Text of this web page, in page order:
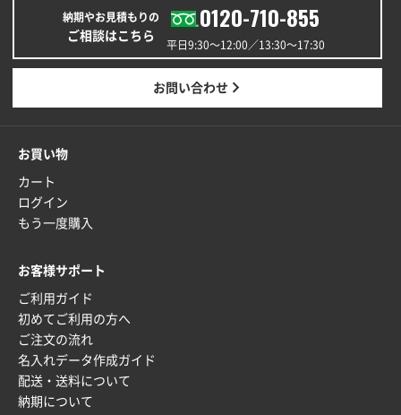
納期やお見積もりの
ご相談はこちら
0120-710-855
平日9:30〜12:00／13:30〜17:30
お問い合わせ
お買い物
カート
ログイン
もう一度購入
お客様サポート
ご利用ガイド
初めてご利用の方へ
ご注文の流れ
名入れデータ作成ガイド
配送・送料について
納期について